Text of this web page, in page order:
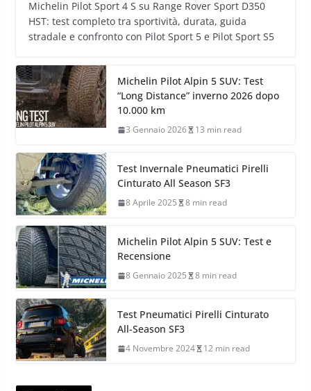
Michelin Pilot Sport 4 S su Range Rover Sport D350
HST: test completo tra sportività, durata, guida
stradale e confronto con Pilot Sport 5 e Pilot Sport S5
Michelin Pilot Alpin 5 SUV: Test
“Long Distance” inverno 2026 dopo
10.000 km
3 Gennaio 2026 13 min read
Test Invernale Pneumatici Pirelli
Cinturato All Season SF3
8 Aprile 2025 8 min read
Michelin Pilot Alpin 5 SUV: Test e
Recensione
8 Gennaio 2025 8 min read
Test Pneumatici Pirelli Cinturato
All-Season SF3
4 Novembre 2024 12 min read